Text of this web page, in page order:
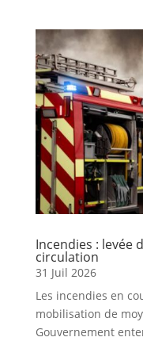
Incendies : levée
circulation
31 Juil 2026
Les incendies en
mobilisation de
Gouvernement